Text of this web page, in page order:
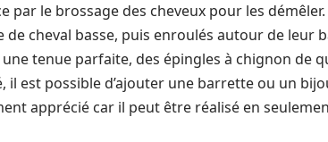
par le brossage des cheveux pour les
de cheval basse, puis enroulés autour de leur
tenue parfaite, des épingles à chignon de
est possible d’ajouter une barrette ou un
apprécié car il peut être réalisé en